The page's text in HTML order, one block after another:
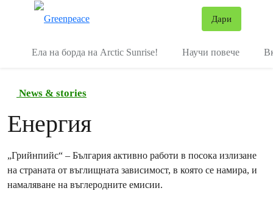
Дари
Ела на борда на Arctic Sunrise! Научи повече
News & stories
Енергия
„Грийнпийс“ – България активно работи в посока излизане
на страната от въглищната зависимост, в която се намира, и
намаляване на въглеродните емисии.